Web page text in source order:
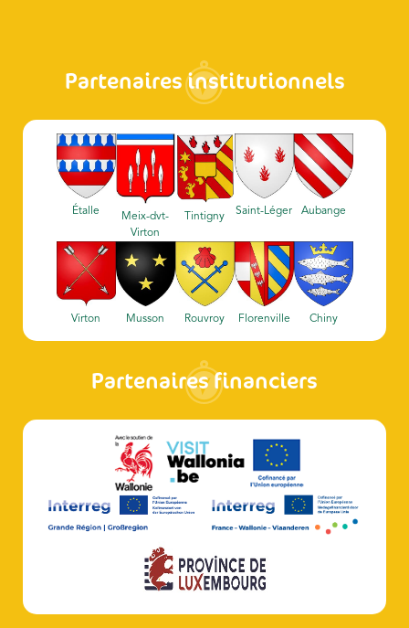
Partenaires institutionnels
Étalle
Meix-dvt-
Virton
Tintigny Saint-Léger Aubange
Virton Musson Rouvroy Florenville Chiny
Partenaires financiers